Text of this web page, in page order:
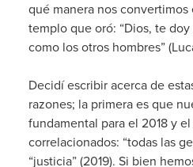
qué manera nos
templo que oró: “Dios, te
como los otros hombres”
Decidí escribir acerca de
razones; la primera es que
fundamental para el 2018 y
correlacionados: “todas las
“justicia” (2019). Si bien